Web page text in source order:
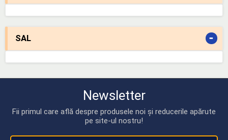
SAL -
Newsletter
Fii primul care află despre produsele noi și reducerile apărute
pe site-ul nostru!